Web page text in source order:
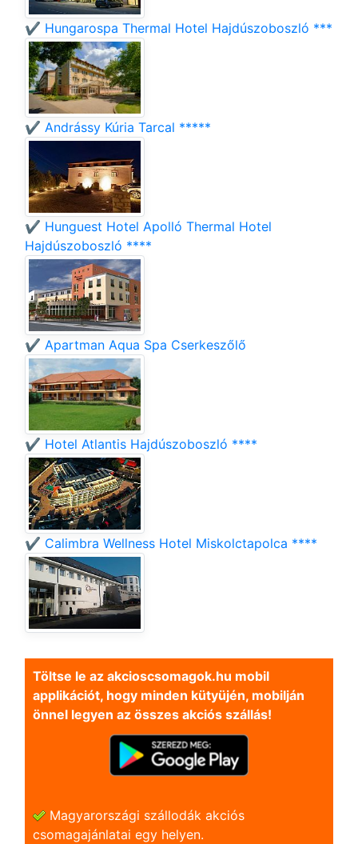
✔️ Hungarospa Thermal Hotel Hajdúszoboszló ***
✔️ Andrássy Kúria Tarcal *****
✔️ Hunguest Hotel Apolló Thermal Hotel
Hajdúszoboszló ****
✔️ Apartman Aqua Spa Cserkeszőlő
✔️ Hotel Atlantis Hajdúszoboszló ****
✔️ Calimbra Wellness Hotel Miskolctapolca ****
Töltse le az akcioscsomagok.hu mobil
applikációt, hogy minden kütyüjén, mobilján
önnel legyen az összes akciós szállás!
Magyarországi szállodák akciós
csomagajánlatai egy helyen.